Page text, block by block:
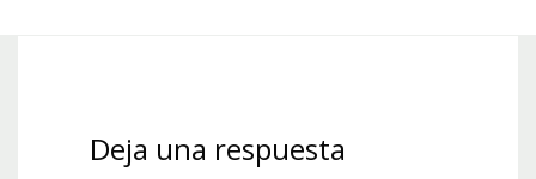
Deja una respuesta